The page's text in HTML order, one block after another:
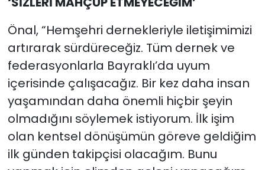
Önal, “Hemşehri dernekleriyle iletişimimizi
artırarak sürdüreceğiz. Tüm dernek ve
federasyonlarla Bayraklı’da uyum
içerisinde çalışacağız. Bir kez daha insan
yaşamından daha önemli hiçbir şeyin
olmadığını söylemek istiyorum. İlk işim
olan kentsel dönüşümün göreve geldiğim
ilk günden takipçisi olacağım. Bunu